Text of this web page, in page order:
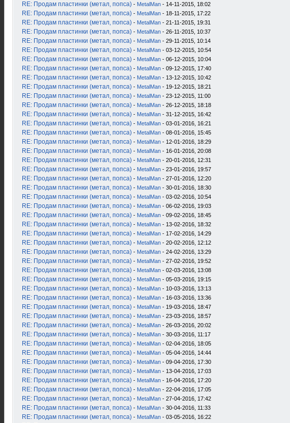
RE: Продам пластинки (метал, попса) - MetalMan - 14-11-2015, 18:02
RE: Продам пластинки (метал, попса) - MetalMan - 18-11-2015, 17:22
RE: Продам пластинки (метал, попса) - MetalMan - 21-11-2015, 19:31
RE: Продам пластинки (метал, попса) - MetalMan - 26-11-2015, 10:37
RE: Продам пластинки (метал, попса) - MetalMan - 29-11-2015, 10:14
RE: Продам пластинки (метал, попса) - MetalMan - 03-12-2015, 10:54
RE: Продам пластинки (метал, попса) - MetalMan - 06-12-2015, 10:04
RE: Продам пластинки (метал, попса) - MetalMan - 09-12-2015, 17:40
RE: Продам пластинки (метал, попса) - MetalMan - 13-12-2015, 10:42
RE: Продам пластинки (метал, попса) - MetalMan - 19-12-2015, 18:21
RE: Продам пластинки (метал, попса) - MetalMan - 23-12-2015, 11:00
RE: Продам пластинки (метал, попса) - MetalMan - 26-12-2015, 18:18
RE: Продам пластинки (метал, попса) - MetalMan - 31-12-2015, 16:42
RE: Продам пластинки (метал, попса) - MetalMan - 03-01-2016, 16:21
RE: Продам пластинки (метал, попса) - MetalMan - 08-01-2016, 15:45
RE: Продам пластинки (метал, попса) - MetalMan - 12-01-2016, 18:29
RE: Продам пластинки (метал, попса) - MetalMan - 16-01-2016, 20:08
RE: Продам пластинки (метал, попса) - MetalMan - 20-01-2016, 12:31
RE: Продам пластинки (метал, попса) - MetalMan - 23-01-2016, 19:57
RE: Продам пластинки (метал, попса) - MetalMan - 27-01-2016, 12:20
RE: Продам пластинки (метал, попса) - MetalMan - 30-01-2016, 18:30
RE: Продам пластинки (метал, попса) - MetalMan - 03-02-2016, 10:54
RE: Продам пластинки (метал, попса) - MetalMan - 06-02-2016, 19:03
RE: Продам пластинки (метал, попса) - MetalMan - 09-02-2016, 18:45
RE: Продам пластинки (метал, попса) - MetalMan - 13-02-2016, 18:32
RE: Продам пластинки (метал, попса) - MetalMan - 17-02-2016, 14:29
RE: Продам пластинки (метал, попса) - MetalMan - 20-02-2016, 12:12
RE: Продам пластинки (метал, попса) - MetalMan - 24-02-2016, 13:29
RE: Продам пластинки (метал, попса) - MetalMan - 27-02-2016, 19:52
RE: Продам пластинки (метал, попса) - MetalMan - 02-03-2016, 13:08
RE: Продам пластинки (метал, попса) - MetalMan - 05-03-2016, 19:15
RE: Продам пластинки (метал, попса) - MetalMan - 10-03-2016, 13:13
RE: Продам пластинки (метал, попса) - MetalMan - 16-03-2016, 13:36
RE: Продам пластинки (метал, попса) - MetalMan - 19-03-2016, 18:47
RE: Продам пластинки (метал, попса) - MetalMan - 23-03-2016, 18:57
RE: Продам пластинки (метал, попса) - MetalMan - 26-03-2016, 20:02
RE: Продам пластинки (метал, попса) - MetalMan - 30-03-2016, 11:17
RE: Продам пластинки (метал, попса) - MetalMan - 02-04-2016, 18:05
RE: Продам пластинки (метал, попса) - MetalMan - 05-04-2016, 14:44
RE: Продам пластинки (метал, попса) - MetalMan - 09-04-2016, 17:30
RE: Продам пластинки (метал, попса) - MetalMan - 13-04-2016, 17:03
RE: Продам пластинки (метал, попса) - MetalMan - 16-04-2016, 17:20
RE: Продам пластинки (метал, попса) - MetalMan - 22-04-2016, 17:05
RE: Продам пластинки (метал, попса) - MetalMan - 27-04-2016, 17:42
RE: Продам пластинки (метал, попса) - MetalMan - 30-04-2016, 11:33
RE: Продам пластинки (метал, попса) - MetalMan - 03-05-2016, 16:22